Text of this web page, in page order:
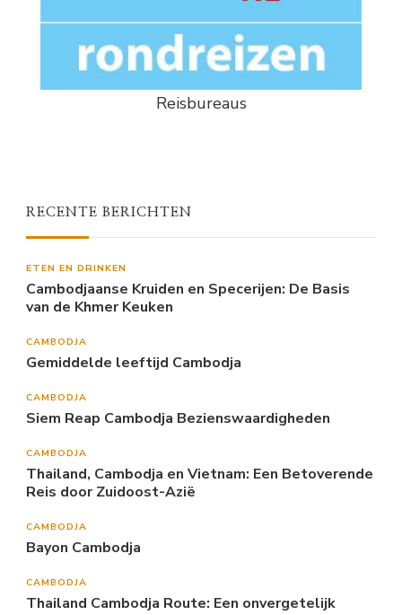
Reisbureaus
RECENTE BERICHTEN
ETEN EN DRINKEN
Cambodjaanse Kruiden en Specerijen: De Basis
van de Khmer Keuken
CAMBODJA
Gemiddelde leeftijd Cambodja
CAMBODJA
Siem Reap Cambodja Bezienswaardigheden
CAMBODJA
Thailand, Cambodja en Vietnam: Een Betoverende
Reis door Zuidoost-Azië
CAMBODJA
Bayon Cambodja
CAMBODJA
Thailand Cambodja Route: Een onvergetelijk